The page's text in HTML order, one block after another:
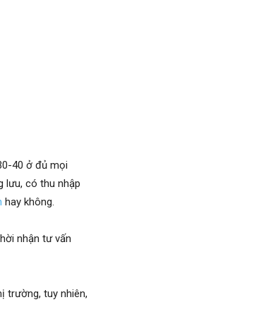
40 ở đủ mọi
lưu, có thu nhập
hay không.
nhận tư vấn
trường, tuy nhiên,